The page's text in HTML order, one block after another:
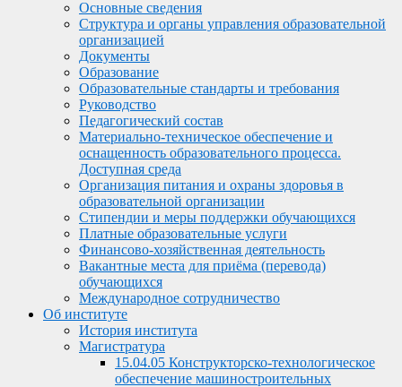
Основные сведения
Структура и органы управления образовательной
организацией
Документы
Образование
Образовательные стандарты и требования
Руководство
Педагогический состав
Материально-техническое обеспечение и
оснащенность образовательного процесса.
Доступная среда
Организация питания и охраны здоровья в
образовательной организации
Стипендии и меры поддержки обучающихся
Платные образовательные услуги
Финансово-хозяйственная деятельность
Вакантные места для приёма (перевода)
обучающихся
Международное сотрудничество
Об институте
История института
Магистратура
15.04.05 Конструкторско-технологическое
обеспечение машиностроительных